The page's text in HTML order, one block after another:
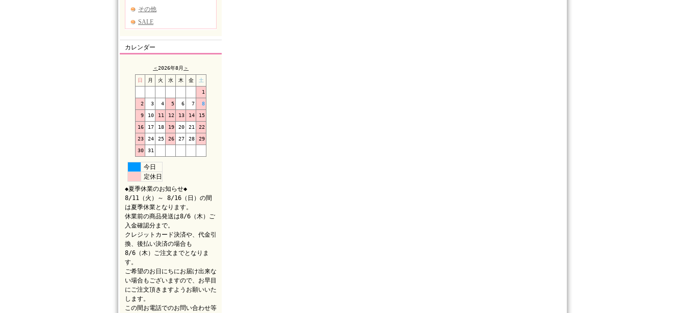
カレンダー
＜2026年8月 ＞
日 月 火 水 木 金 土
1
2 3 4 5 6 7 8
9 10 11 12 13 14 15
16 17 18 19 20 21 22
23 24 25 26 27 28 29
30 31
今日
定休日
◆夏季休業のお知らせ◆
8/11（火）～ 8/16（日）の間
は夏季休業となります。
休業前の商品発送は8/6（木）ご
入金確認分まで。
クレジットカード決済や、代金引
換、後払い決済の場合も
8/6（木）ご注文までとなりま
す。
ご希望のお日にちにお届け出来な
い場合もございますので、お早目
にご注文頂きますようお願いいた
します。
この間お電話でのお問い合わせ等